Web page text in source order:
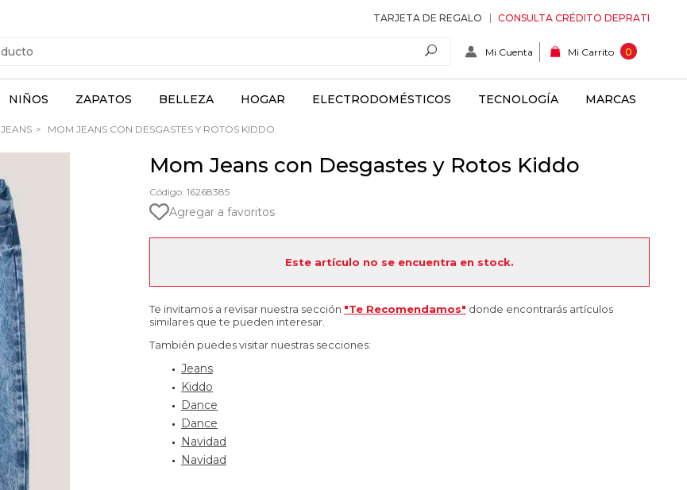
TARJETA DE REGALO CONSULTA CRÉDITO DEPRATI
Mi Cuenta Mi Carrito 0
NIÑOS ZAPATOS BELLEZA HOGAR ELECTRODOMÉSTICOS TECNOLOGÍA MARCAS
JEANS MOM JEANS CON DESGASTES Y ROTOS KIDDO
Mom Jeans con Desgastes y Rotos Kiddo
Código: 16268385
Agregar a favoritos
Este artículo no se encuentra en stock.
Te invitamos a revisar nuestra sección "Te Recomendamos" donde encontrarás artículos
similares que te pueden interesar.
También puedes visitar nuestras secciones:
Jeans
Kiddo
Dance
Dance
Navidad
Navidad